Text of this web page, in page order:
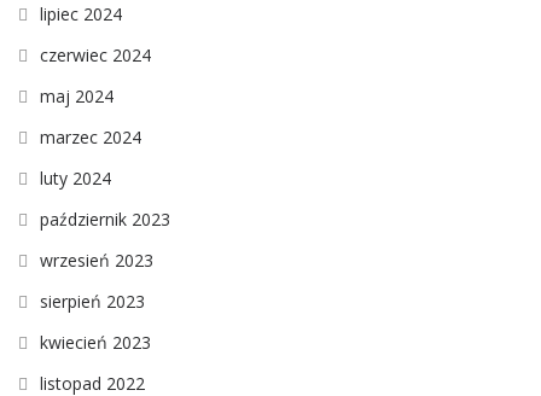
lipiec 2024
czerwiec 2024
maj 2024
marzec 2024
luty 2024
październik 2023
wrzesień 2023
sierpień 2023
kwiecień 2023
listopad 2022